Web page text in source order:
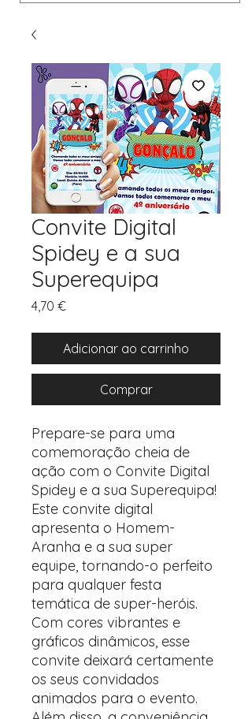
Convite Digital
Spidey e a sua
Superequipa
4,70 €Preço
Adicionar ao carrinho
Comprar
Prepare-se para uma
comemoração cheia de
ação com o Convite Digital
Spidey e a sua Superequipa!
Este convite digital
apresenta o Homem-
Aranha e a sua super
equipe, tornando-o perfeito
para qualquer festa
temática de super-heróis.
Com cores vibrantes e
gráficos dinâmicos, esse
convite deixará certamente
os seus convidados
animados para o evento.